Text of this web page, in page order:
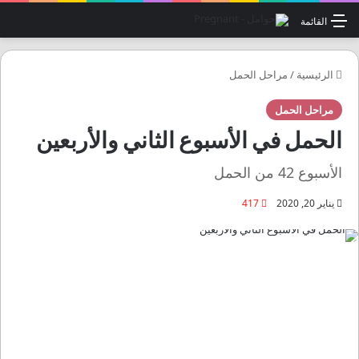
القائمة
الرئيسية / مراحل الحمل
مراحل الحمل
الحمل في الأسبوع الثاني والأربعين
الأسبوع 42 من الحمل
يناير 20, 2020 417